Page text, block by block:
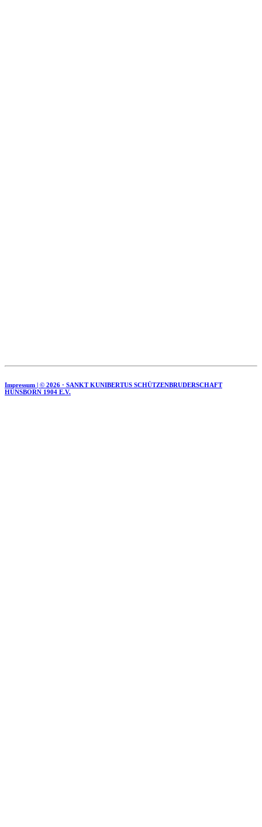
Impressum | © 2026 · SANKT KUNIBERTUS SCHÜTZENBRUDERSCHAFT
HÜNSBORN 1904 E.V.